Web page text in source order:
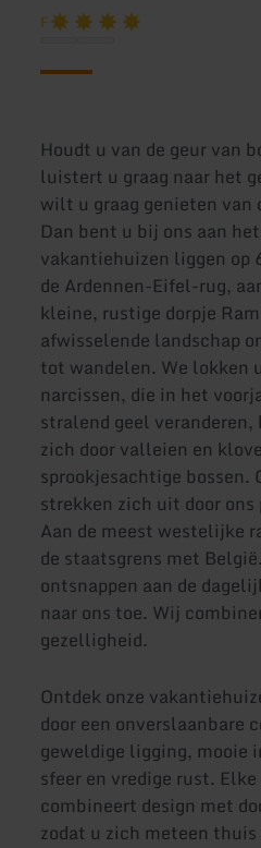
F
Houdt u van de geur van
luistert u graag naar het
wilt u graag genieten van
Dan bent u bij ons aan
vakantiehuizen liggen op
de Ardennen-Eifel-rug,
kleine, rustige dorpje
afwisselende landschap
tot wandelen. We lokken
narcissen, die in het
stralend geel
zich door valleien en
sprookjesachtige bossen.
strekken zich uit door
Aan de meest westelijke
de staatsgrens met
ontsnappen aan de
naar ons toe. Wij
gezelligheid.
Ontdek onze
door een onverslaanbare
geweldige ligging, mooie
sfeer en vredige rust.
combineert design met
zodat u zich meteen